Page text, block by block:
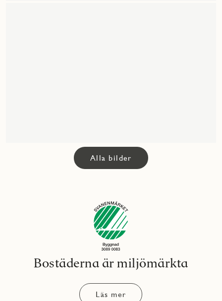
Alla bilder
Bostäderna är miljömärkta
Läs mer